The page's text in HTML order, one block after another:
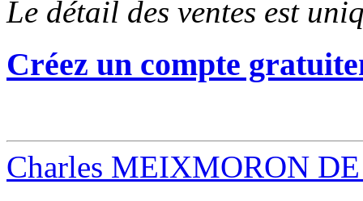
Le détail des ventes est
Créez un compte
Charles MEIXMORON